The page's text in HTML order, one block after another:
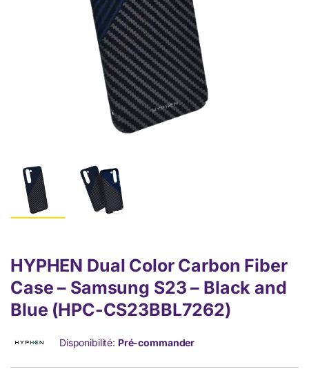
HYPHEN Dual Color Carbon Fiber
Case – Samsung S23 – Black and
Blue (HPC-CS23BBL7262)
Disponibilité: Pré-commander